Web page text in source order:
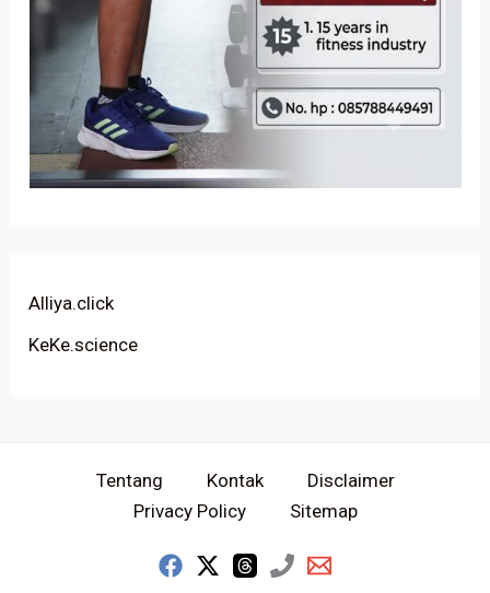
Alliya.click
KeKe.science
Tentang Kontak
Disclaimer
Privacy Policy
Sitemap